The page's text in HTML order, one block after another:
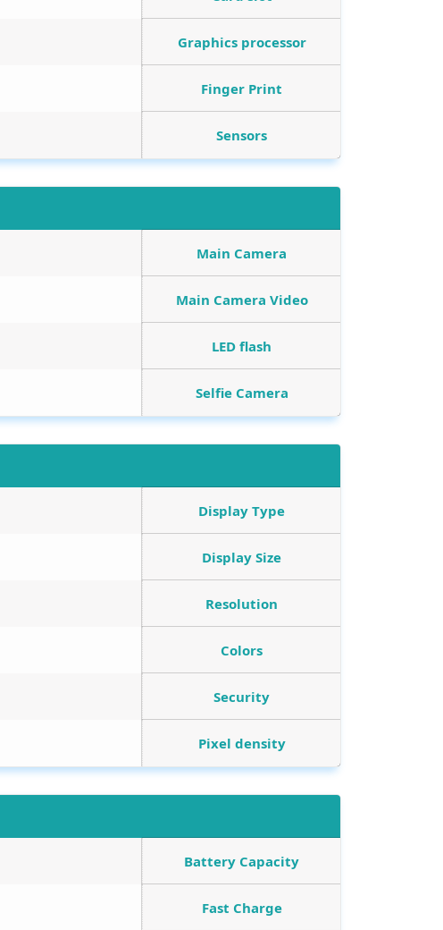
Graphics processor
Finger Print
Sensors
Main Camera
Main Camera Video
LED flash
Selfie Camera
Display Type
Display Size
Resolution
Colors
Security
Pixel density
Battery Capacity
Fast Charge